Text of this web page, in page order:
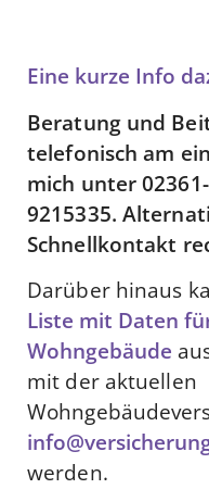
Eine kurze Info
Beratung und
telefonisch am
mich unter
9215335.
Schnellkontakt
Darüber hinaus
Liste mit Daten
Wohngebäude
mit der aktuellen
werden.